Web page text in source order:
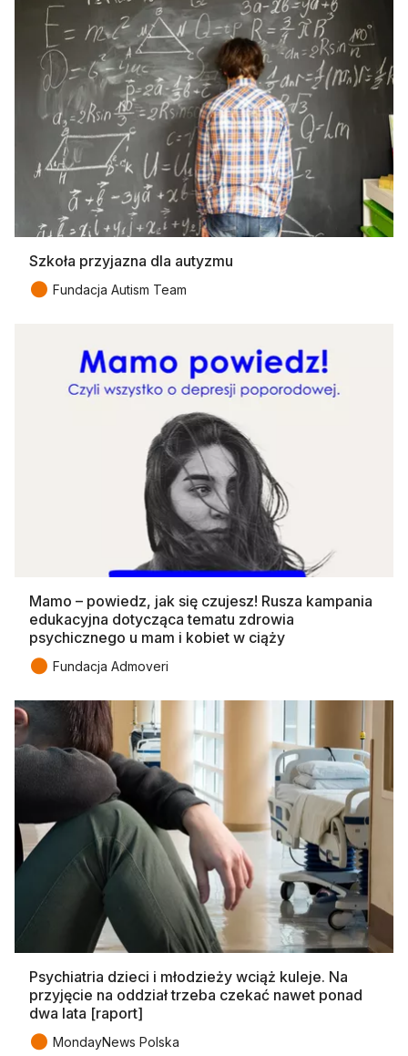
Szkoła przyjazna dla autyzmu
● Fundacja Autism Team
Mamo – powiedz, jak się czujesz! Rusza kampania
edukacyjna dotycząca tematu zdrowia
psychicznego u mam i kobiet w ciąży
● Fundacja Admoveri
Psychiatria dzieci i młodzieży wciąż kuleje. Na
przyjęcie na oddział trzeba czekać nawet ponad
dwa lata [raport]
● MondayNews Polska